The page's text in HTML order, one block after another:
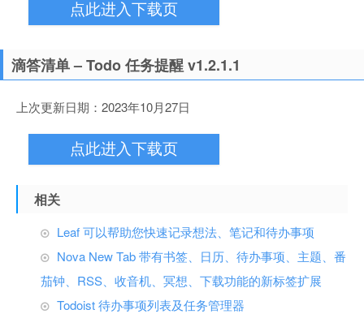
点此进入下载页
滴答清单 – Todo 任务提醒 v1.2.1.1
上次更新日期：2023年10月27日
点此进入下载页
相关
Leaf 可以帮助您快速记录想法、笔记和待办事项
Nova New Tab 带有书签、日历、待办事项、主题、番
茄钟、RSS、收音机、冥想、下载功能的新标签扩展
Todoist 待办事项列表及任务管理器